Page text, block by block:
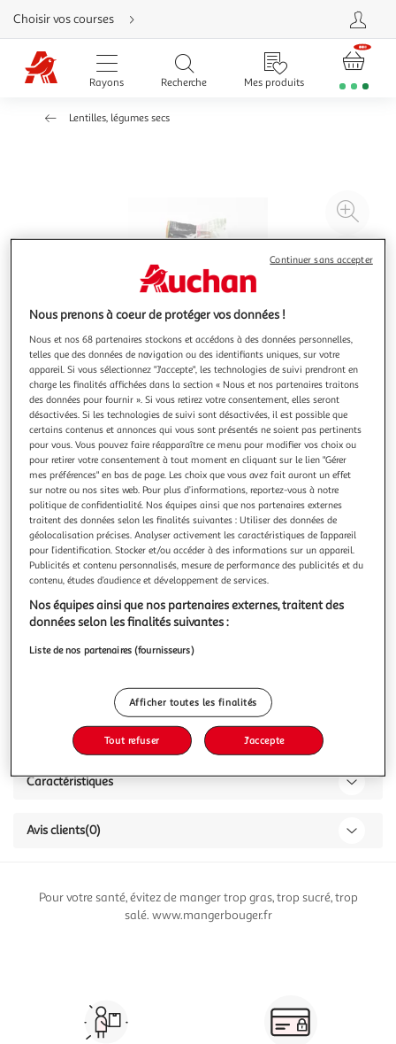
Aller
directement
au
contenu
Aller
directement
Aller
Choisir vos courses
Rayons Recherche Mes produits
Lentilles, légumes secs
à
LEGUMOR
Fevettes
La fève est présente sur le marché français soit entière, soit
décortiquée. Dans ce cas, elle est commercialisée sous le
nom de févette ou fève cassée. La fève est très riche en
protéines et en fibres.
En savoir +
1kg
Vous voulez connaître le prix de ce produit ?
Afficher le prix
Description
Caractéristiques
Avis clients(0)
Pour votre santé, évitez de manger trop gras, trop sucré, trop
salé. www.mangerbouger.fr
Nous prenons à coeur de protéger vos données !
Nous et nos 68 partenaires stockons et accédons à des données personnelles,
telles que des données de navigation ou des identifiants uniques, sur votre
appareil. Si vous sélectionnez "J'accepte", les technologies de suivi prendront en
charge les finalités affichées dans la section « Nous et nos partenaires traitons
des données pour fournir ». Si vous retirez votre consentement, elles seront
désactivées. Si les technologies de suivi sont désactivées, il est possible que
certains contenus et annonces qui vous sont présentés ne soient pas pertinents
pour vous. Vous pouvez faire réapparaître ce menu pour modifier vos choix ou
pour retirer votre consentement à tout moment en cliquant sur le lien "Gérer
mes préférences" en bas de page. Les choix que vous avez fait auront un effet
sur notre ou nos sites web. Pour plus d’informations, reportez-vous à notre
politique de confidentialité. Nos équipes ainsi que nos partenaires externes
traitent des données selon les finalités suivantes : Utiliser des données de
géolocalisation précises. Analyser activement les caractéristiques de l’appareil
pour l’identification. Stocker et/ou accéder à des informations sur un appareil.
Publicités et contenu personnalisés, mesure de performance des publicités et du
contenu, études d’audience et développement de services.
Nos équipes ainsi que nos partenaires externes, traitent des
données selon les finalités suivantes :
Liste de nos partenaires (fournisseurs)
Afficher toutes les finalités
Tout refuser J'accepte
Continuer sans accepter